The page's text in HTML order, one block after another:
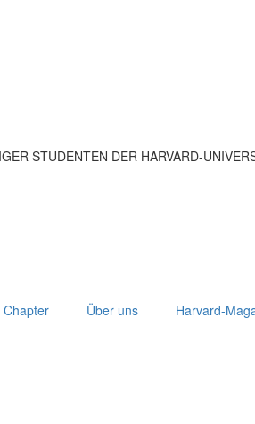
STUDENTEN DER HARVARD-
Chapter Über uns Harvard-